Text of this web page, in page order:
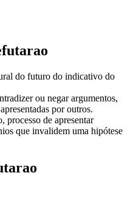
do futuro do indicativo do
ou negar argumentos,
por outros.
de apresentar
que invalidem uma hipótese